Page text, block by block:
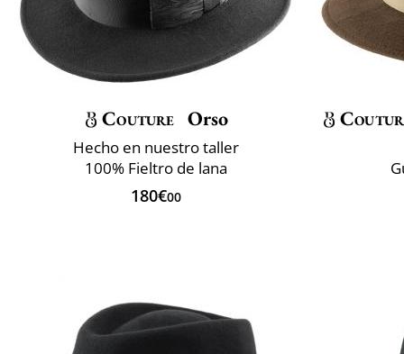
Couture Orso
Hecho en nuestro taller
100% Fieltro de lana
180€00